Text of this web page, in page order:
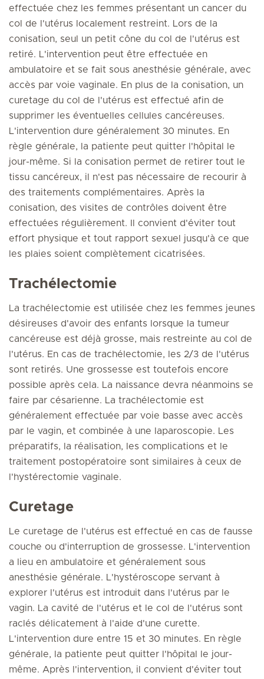
effectuée chez les femmes présentant un cancer du
col de l'utérus localement restreint. Lors de la
conisation, seul un petit cône du col de l'utérus est
retiré. L'intervention peut être effectuée en
ambulatoire et se fait sous anesthésie générale, avec
accès par voie vaginale. En plus de la conisation, un
curetage du col de l'utérus est effectué afin de
supprimer les éventuelles cellules cancéreuses.
L'intervention dure généralement 30 minutes. En
règle générale, la patiente peut quitter l'hôpital le
jour-même. Si la conisation permet de retirer tout le
tissu cancéreux, il n'est pas nécessaire de recourir à
des traitements complémentaires. Après la
conisation, des visites de contrôles doivent être
effectuées régulièrement. Il convient d'éviter tout
effort physique et tout rapport sexuel jusqu'à ce que
les plaies soient complètement cicatrisées.
Trachélectomie
La trachélectomie est utilisée chez les femmes jeunes
désireuses d'avoir des enfants lorsque la tumeur
cancéreuse est déjà grosse, mais restreinte au col de
l'utérus. En cas de trachélectomie, les 2/3 de l'utérus
sont retirés. Une grossesse est toutefois encore
possible après cela. La naissance devra néanmoins se
faire par césarienne. La trachélectomie est
généralement effectuée par voie basse avec accès
par le vagin, et combinée à une laparoscopie. Les
préparatifs, la réalisation, les complications et le
traitement postopératoire sont similaires à ceux de
l'hystérectomie vaginale.
Curetage
Le curetage de l'utérus est effectué en cas de fausse
couche ou d'interruption de grossesse. L'intervention
a lieu en ambulatoire et généralement sous
anesthésie générale. L'hystéroscope servant à
explorer l'utérus est introduit dans l'utérus par le
vagin. La cavité de l'utérus et le col de l'utérus sont
raclés délicatement à l'aide d'une curette.
L'intervention dure entre 15 et 30 minutes. En règle
générale, la patiente peut quitter l'hôpital le jour-
même. Après l'intervention, il convient d'éviter tout